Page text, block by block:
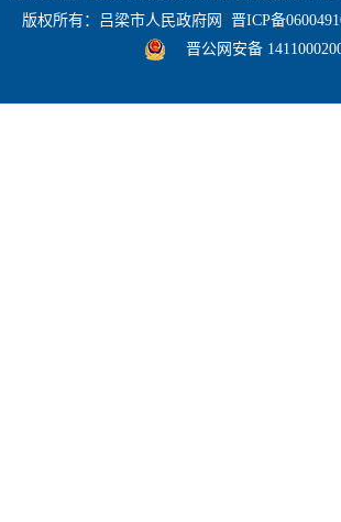
版权所有：吕梁市人民政府网 晋ICP备
晋公网安备